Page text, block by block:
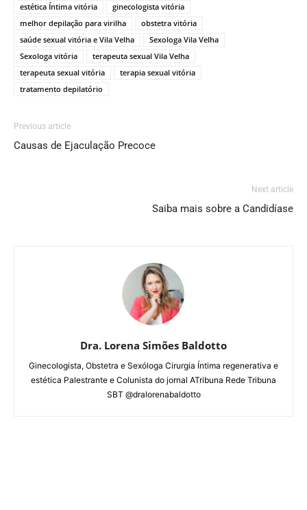
estética Íntima vitória
ginecologista vitória
melhor depilação para virilha
obstetra vitória
saúde sexual vitória e Vila Velha
Sexologa Vila Velha
Sexologa vitória
terapeuta sexual Vila Velha
terapeuta sexual vitória
terapia sexual vitória
tratamento depilatório
Previous article
Causas de Ejaculação Precoce
Next article
Saiba mais sobre a Candidíase
Dra. Lorena Simões Baldotto
Ginecologista, Obstetra e Sexóloga Cirurgia Íntima regenerativa e
estética Palestrante e Colunista do jornal ATribuna Rede Tribuna
SBT @dralorenabaldotto